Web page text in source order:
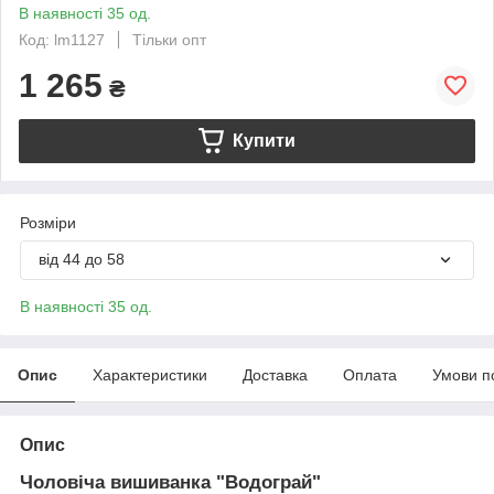
В наявності 35 од.
Код: lm1127
Тільки опт
1 265 ₴
Купити
Розміри
від 44 до 58
В наявності 35 од.
Опис Характеристики Доставка Оплата Умови
Опис
Чоловіча вишиванка "Водограй"